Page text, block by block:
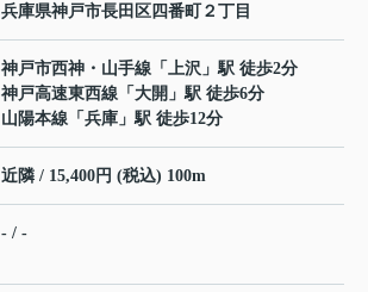
兵庫県神戸市長田区 四番町 ２丁目
神戸市西神・山手線 「 上沢 」駅 徒歩2分
神戸高速東西線 「 大開 」駅 徒歩6分
山陽本線 「 兵庫 」駅 徒歩12分
近隣 / 15,400円 (税込) 100m
- / -